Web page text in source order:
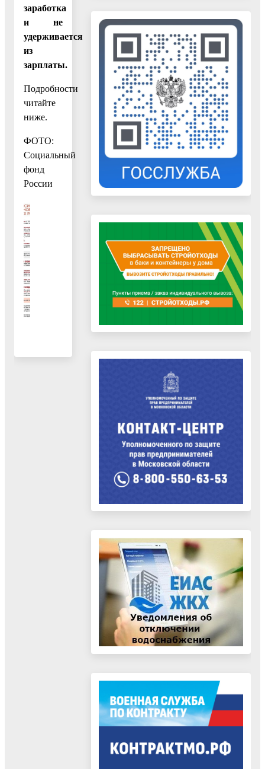
заработка
и не
удерживается
из
зарплаты.
Подробности
читайте
ниже.
ФОТО:
Социальный
фонд
России